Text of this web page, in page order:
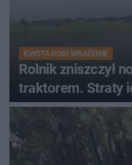
KWOTA ROBI WRAŻENIE
Rolnik zniszczył
traktorem. Straty